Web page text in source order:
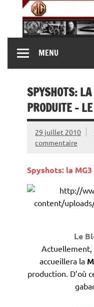
content
MG
MENU
SPYSHOTS:
PRODUITE –
29 juillet 2010
commentaire
Spyshots: la MG3
Le
Actuellement,
accueillera la
production. D’où